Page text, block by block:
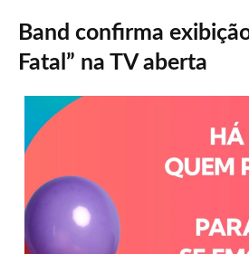
Band confirma
Fatal” na TV aberta